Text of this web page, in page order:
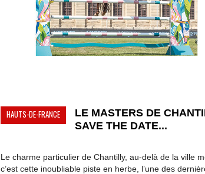
HAUTS-DE-FRANCE
LE MASTERS DE
SAVE THE DATE...
Le charme particulier de Chantilly, au-delà de la ville
c’est cette inoubliable piste en herbe, l’une des